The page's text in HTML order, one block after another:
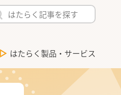
はたらく製品・サービス